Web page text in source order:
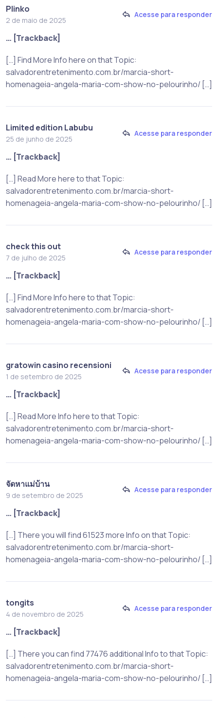
Plinko
2 de maio de 2025
Acesse para responder
… [Trackback]
[…] Find More Info here on that Topic:
salvadorentretenimento.com.br/marcia-short-
homenageia-angela-maria-com-show-no-pelourinho/ […]
Limited edition Labubu
25 de junho de 2025
Acesse para responder
… [Trackback]
[…] Read More here to that Topic:
salvadorentretenimento.com.br/marcia-short-
homenageia-angela-maria-com-show-no-pelourinho/ […]
check this out
7 de julho de 2025
Acesse para responder
… [Trackback]
[…] Find More Info here to that Topic:
salvadorentretenimento.com.br/marcia-short-
homenageia-angela-maria-com-show-no-pelourinho/ […]
gratowin casino recensioni
1 de setembro de 2025
Acesse para responder
… [Trackback]
[…] Read More Info here to that Topic:
salvadorentretenimento.com.br/marcia-short-
homenageia-angela-maria-com-show-no-pelourinho/ […]
จัดหาแม่บ้าน
9 de setembro de 2025
Acesse para responder
… [Trackback]
[…] There you will find 61523 more Info on that Topic:
salvadorentretenimento.com.br/marcia-short-
homenageia-angela-maria-com-show-no-pelourinho/ […]
tongits
4 de novembro de 2025
Acesse para responder
… [Trackback]
[…] There you can find 77476 additional Info to that Topic:
salvadorentretenimento.com.br/marcia-short-
homenageia-angela-maria-com-show-no-pelourinho/ […]